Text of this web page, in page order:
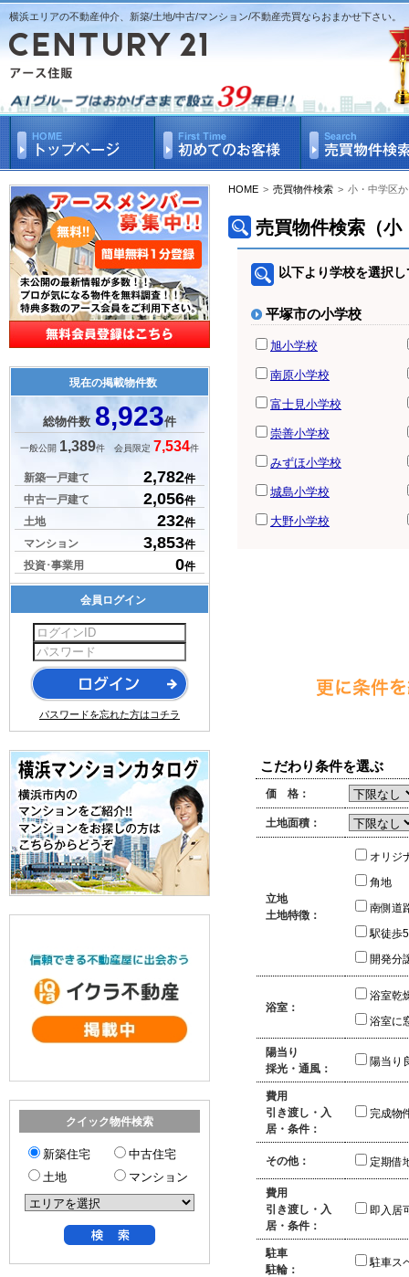
横浜エリアの不動産仲介、新築/土地/中古/マンション/不動産売買ならおまかせ下さい。
HOME > 売買物件検索 > 小・中学区
売買物件検索（小
以下より学校を選択
平塚市の小学校
旭小学校
南原小学校
富士見小学校
崇善小学校
みずほ小学校
城島小学校
大野小学校
こだわり条件を選ぶ
価 格：
土地面積：
立地
土地特徴：
オリジ
角地
南側道
駅徒歩
開発分
浴室：
浴室乾
浴室に
陽当り
採光・通風：
陽当り
費用
引き渡し・入
居・条件：
完成物
その他： 定期借
費用
引き渡し・入
居・条件：
即入居
駐車
駐輪：
駐車ス
現在の掲載物件数
総物件数 8,923件
一般公開 1,389件 会員限定 7,534件
新築一戸建て 2,782件
中古一戸建て
2,056件
土地
232件
マンション
3,853件
投資･事業用
0件
会員ログイン
パスワードを忘れた方はコチラ
クイック物件検索
新築住宅
中古住宅
土地
マンション